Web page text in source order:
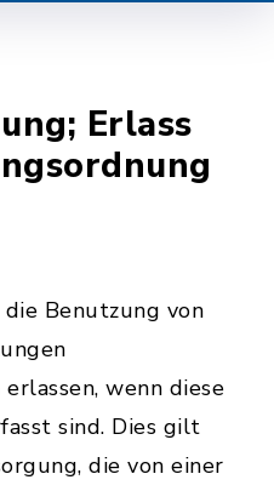
Erlass
Benutzung von
wenn diese
sind. Dies gilt
die von einer